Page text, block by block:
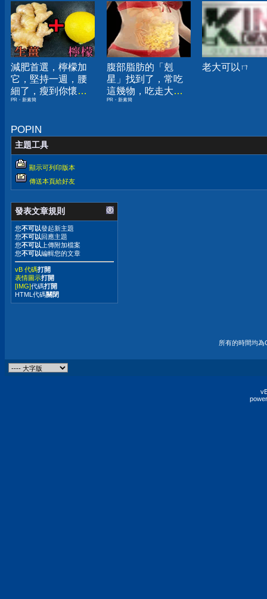
減肥首選，檸檬加
它，堅持一週，腰
細了，瘦到你懷疑
人生
PR・新素簡
腹部脂肪的「剋
星」找到了，常吃
這幾物，吃走大肚
囊，瘦出小蠻腰
PR・新素簡
老大可以ㄇ
POPIN
主題工具
顯示可列印版本
傳送本頁給好友
發表文章規則
您不可以發起新主題
您不可以回應主題
您不可以 上傳附加檔案
您不可以編輯您的文章
vB 代碼打開
表情圖示打開
[IMG]代碼打開
HTML代碼關閉
所有的時間均為